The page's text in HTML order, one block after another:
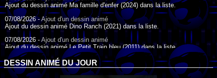
Ajout du dessin animé Ma famille d'enfer (2024) dans la liste.
07/08/2026 -Ajout d'un dessin animé
Ajout du dessin animé Dino Ranch (2021) dans la liste.
07/08/2026 - Ajout d'un dessin animé
Ajout du dessin animé Le Petit Train bleu (2011) dans la liste.
07/08/2026 - Ajout d'un dessin animé
Ajout du dessin animé Agent Spécial Oso (2009) dans la liste.
DESSIN ANIMÉ DU JOUR